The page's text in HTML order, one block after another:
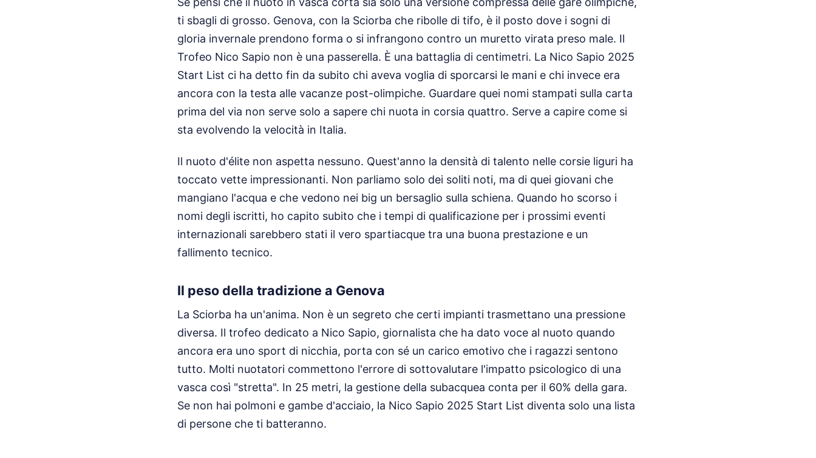
ti sbagli di grosso. Genova, con la Sciorba che ribolle di tifo, è il posto dove i sogni di
gloria invernale prendono forma o si infrangono contro un muretto virata preso male. Il
Trofeo Nico Sapio non è una passerella. È una battaglia di centimetri. La Nico Sapio 2025
Start List ci ha detto fin da subito chi aveva voglia di sporcarsi le mani e chi invece era
ancora con la testa alle vacanze post-olimpiche. Guardare quei nomi stampati sulla carta
prima del via non serve solo a sapere chi nuota in corsia quattro. Serve a capire come si
sta evolvendo la velocità in Italia.
Il nuoto d'élite non aspetta nessuno. Quest'anno la densità di talento nelle corsie liguri ha
toccato vette impressionanti. Non parliamo solo dei soliti noti, ma di quei giovani che
mangiano l'acqua e che vedono nei big un bersaglio sulla schiena. Quando ho scorso i
nomi degli iscritti, ho capito subito che i tempi di qualificazione per i prossimi eventi
internazionali sarebbero stati il vero spartiacque tra una buona prestazione e un
fallimento tecnico.
Il peso della tradizione a Genova
La Sciorba ha un'anima. Non è un segreto che certi impianti trasmettano una pressione
diversa. Il trofeo dedicato a Nico Sapio, giornalista che ha dato voce al nuoto quando
ancora era uno sport di nicchia, porta con sé un carico emotivo che i ragazzi sentono
tutto. Molti nuotatori commettono l'errore di sottovalutare l'impatto psicologico di una
vasca così "stretta". In 25 metri, la gestione della subacquea conta per il 60% della gara.
Se non hai polmoni e gambe d'acciaio, la Nico Sapio 2025 Start List diventa solo una lista
di persone che ti batteranno.